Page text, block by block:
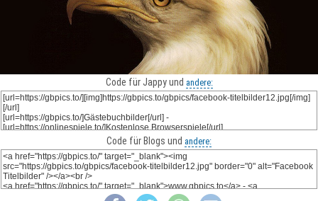
Code für Jappy und andere:
Code für Blogs und andere: